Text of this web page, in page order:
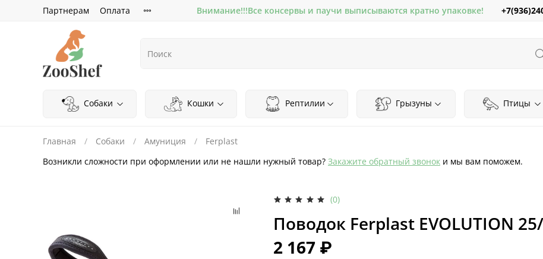
Партнерам Оплата Внимание!!!Все консервы и паучи выписываются кратно упаковке!
Собаки Кошки Рептилии Грызуны Птицы
Главная Собаки Амуниция
Ferplast
Возникли сложности при оформлении или не нашли нужный товар? Закажите обратный звонок и мы вам поможем.
(0)
Поводок Ferplast EVOLUTION
2 167 ₽